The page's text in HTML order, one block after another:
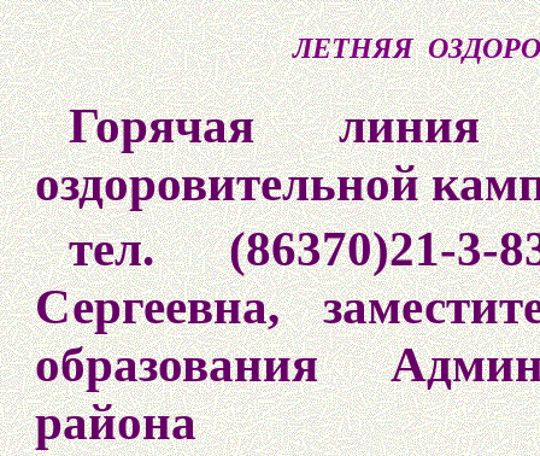
ЛЕТНЯЯ
Горячая
оздоровительной
тел.
Сергеевна,
образования
района